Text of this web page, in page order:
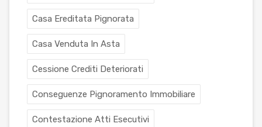
Casa Ereditata Pignorata
Casa Venduta In Asta
Cessione Crediti Deteriorati
Conseguenze Pignoramento Immobiliare
Contestazione Atti Esecutivi